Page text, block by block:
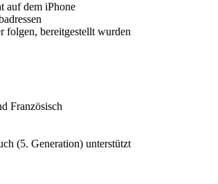
auf dem iPhone
folgen, bereitgestellt wurden
Französisch
(5. Generation) unterstützt